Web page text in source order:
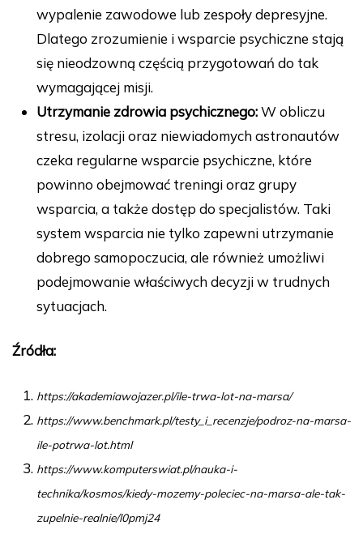
wypalenie zawodowe lub zespoły depresyjne.
Dlatego zrozumienie i wsparcie psychiczne stają
się nieodzowną częścią przygotowań do tak
wymagającej misji.
Utrzymanie zdrowia psychicznego:W obliczu
stresu, izolacji oraz niewiadomych astronautów
czeka regularne wsparcie psychiczne, które
powinno obejmować treningi oraz grupy
wsparcia, a także dostęp do specjalistów. Taki
system wsparcia nie tylko zapewni utrzymanie
dobrego samopoczucia, ale również umożliwi
podejmowanie właściwych decyzji w trudnych
sytuacjach.
Źródła:
https://akademiawojazer.pl/ile-trwa-lot-na-marsa/
https://www.benchmark.pl/testy_i_recenzje/podroz-na-marsa-
ile-potrwa-lot.html
https://www.komputerswiat.pl/nauka-i-
technika/kosmos/kiedy-mozemy-poleciec-na-marsa-ale-tak-
zupelnie-realnie/l0pmj24